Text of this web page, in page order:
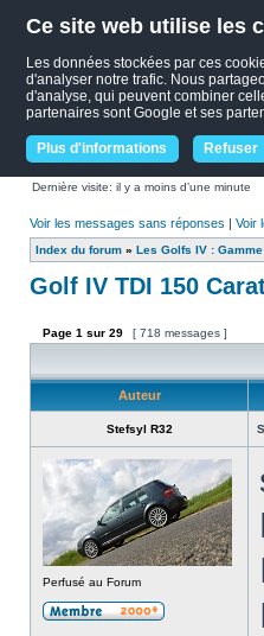
Ce site web utilise les
Les données stockées par ces
d'analyser notre trafic. Nous
d'analyse, qui peuvent combiner
partenaires sont Google et ses
Plus d'informations Refuser
Dernière visite: il y a moins d’une minute
Voir les messages sans réponses | Voir
Index du forum » Les Golfs IV :
Golf IV TDI 150
Page 1 sur 29 [ 718 messages ]
Auteur
Stefsyl R32
Perfusé au Forum